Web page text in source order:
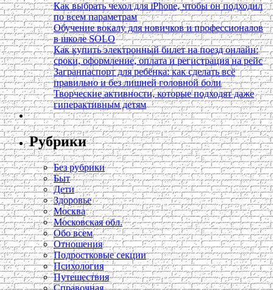
Как выбрать чехол для iPhone, чтобы он подходил
по всем параметрам
Обучение вокалу для новичков и профессионалов
в школе SOLO
Как купить электронный билет на поезд онлайн:
сроки, оформление, оплата и регистрация на рейс
Загранпаспорт для ребёнка: как сделать всё
правильно и без лишней головной боли
Творческие активности, которые подходят даже
гиперактивным детям
Рубрики
Без рубрики
Быт
Дети
Здоровье
Москва
Московская обл.
Обо всем
Отношения
Подростковые секции
Психология
Путешествия
Справочная